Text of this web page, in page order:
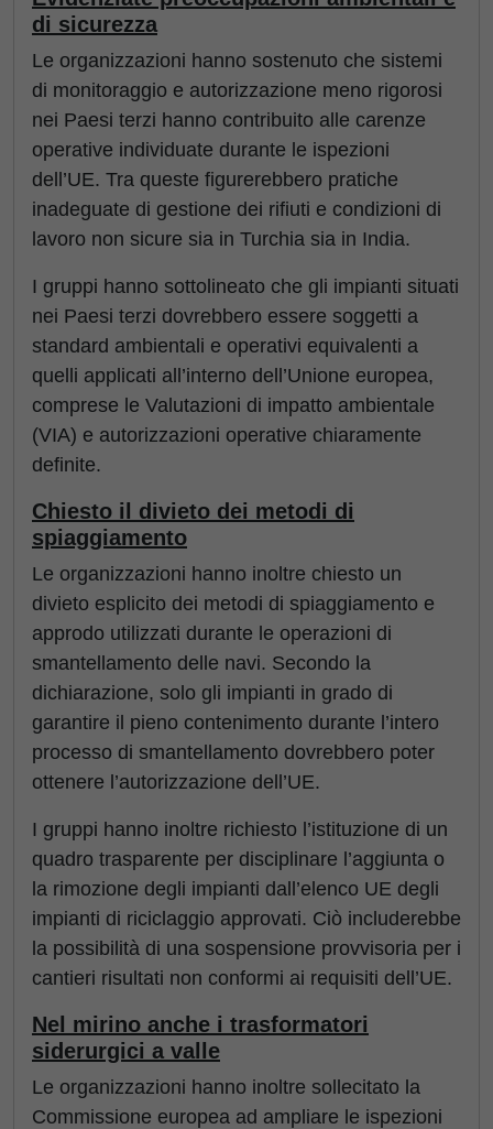
di sicurezza
Le organizzazioni hanno sostenuto che sistemi
di monitoraggio e autorizzazione meno rigorosi
nei Paesi terzi hanno contribuito alle carenze
operative individuate durante le ispezioni
dell’UE. Tra queste figurerebbero pratiche
inadeguate di gestione dei rifiuti e condizioni di
lavoro non sicure sia in Turchia sia in India.
I gruppi hanno sottolineato che gli impianti situati
nei Paesi terzi dovrebbero essere soggetti a
standard ambientali e operativi equivalenti a
quelli applicati all’interno dell’Unione europea,
comprese le Valutazioni di impatto ambientale
(VIA) e autorizzazioni operative chiaramente
definite.
Chiesto il divieto dei metodi di
spiaggiamento
Le organizzazioni hanno inoltre chiesto un
divieto esplicito dei metodi di spiaggiamento e
approdo utilizzati durante le operazioni di
smantellamento delle navi. Secondo la
dichiarazione, solo gli impianti in grado di
garantire il pieno contenimento durante l’intero
processo di smantellamento dovrebbero poter
ottenere l’autorizzazione dell’UE.
I gruppi hanno inoltre richiesto l’istituzione di un
quadro trasparente per disciplinare l’aggiunta o
la rimozione degli impianti dall’elenco UE degli
impianti di riciclaggio approvati. Ciò includerebbe
la possibilità di una sospensione provvisoria per i
cantieri risultati non conformi ai requisiti dell’UE.
Nel mirino anche i trasformatori
siderurgici a valle
Le organizzazioni hanno inoltre sollecitato la
Commissione europea ad ampliare le ispezioni